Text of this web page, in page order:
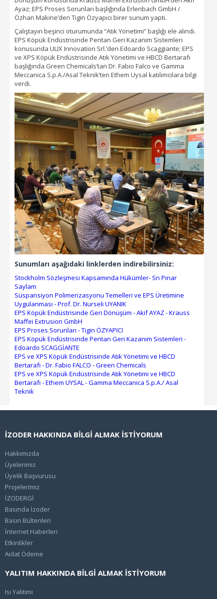
Ayaz; EPS Proses Sorunları başlığında Erlenbach GmbH /
Özhan Makine’den Tigin Özyapıcı birer sunum yaptı.
Çalıştayın beşinci oturumunda “Atık Yönetimi” başlığı ele alındı.
EPS Köpük Endüstrisinde Pentan Geri Kazanım Sistemleri
konusunda ULIX Innovation Srl.’den Edoardo Scaggiante; EPS
ve XPS Köpük Endüstrisinde Atık Yönetimi ve HBCD Bertarafı
başlığında Green Chemicals’tan Dr. Fabio Falco ve Gamma
Meccanica S.p.A./Asal Teknik’ten Ethem Uysal katılımcılara bilgi
verdi.
Sunumları aşağıdaki linklerden indirebilirsiniz:
Stockholm Sözleşmesi Kapsamında Hükümler- Sn Pınar
Saylam
Süspansiyon Polimerizasyonu Temelleri ve EPS Üretimine
Uygulanması - Prof. Dr. Nurseli UYANIK
EPS Köpük Endüstrisinde Geri Dönüşüm - Akif AYAZ - Krauss
Maffei Extrusion GmbH
EPS Proses Sorunları - Tigin ÖZYAPICI
EPS Köpük Endüstrisinde Pentan Geri Kazanım Sistemleri -
Edoardo SCAGGİANTE
EPS ve XPS Köpük Endüstrisinde Atık Yönetimi ve HBCD
Bertarafı - Dr. Fabio FALCO - Green Chemicals
EPS ve XPS Köpük Endüstrisinde Atık Yönetimi ve HBCD
Bertarafı - Ethem UYSAL - Gamma Meccanica S.p.A./ Asal
Teknik
İZODER HAKKINDA BİLGİ ALMAK İSTİYORUM
Hakkımızda
Üyelerimiz
Üyelik Başvurusu
Projelerimiz
İZODERGİ
Basında İzoder
Basın Bültenleri
İnternet Haberleri
Etkinlikler
Aidat Ödeme
YALITIM HAKKINDA BİLGİ ALMAK İSTİYORUM
Isı Yalıtımı